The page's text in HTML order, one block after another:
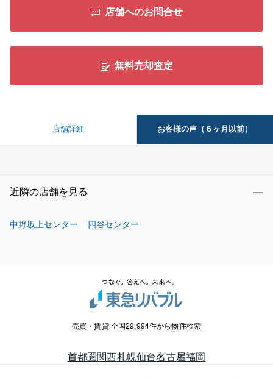
店舗へのお問合せ
無料売却査定
店舗詳細 お客様の声（６ヶ月以前）
近隣の店舗を見る
中野坂上センター 四谷センター
売買・賃貸 全国29,994件から物件検索
首都圏関西札幌仙台名古屋福岡